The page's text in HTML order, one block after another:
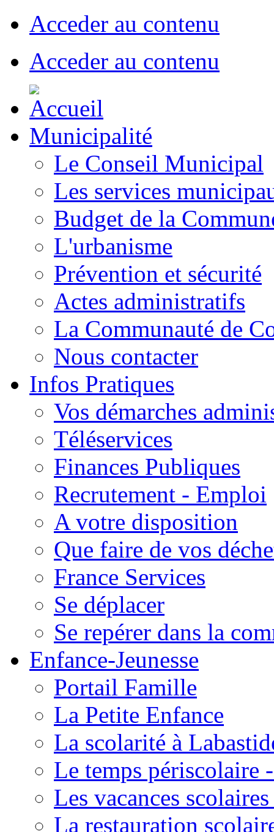
Acceder au contenu
Acceder au contenu
Municipalité
Le Conseil Municipal
Les services
Budget de la
L'urbanisme
Prévention et sécurité
Actes administratifs
La Communauté de
Nous contacter
Infos Pratiques
Vos démarches
Téléservices
Finances Publiques
Recrutement - Emploi
A votre disposition
Que faire de vos
France Services
Se déplacer
Se repérer dans la
Enfance-Jeunesse
Portail Famille
La Petite Enfance
La scolarité à
Le temps périscolaire
Les vacances
La restauration